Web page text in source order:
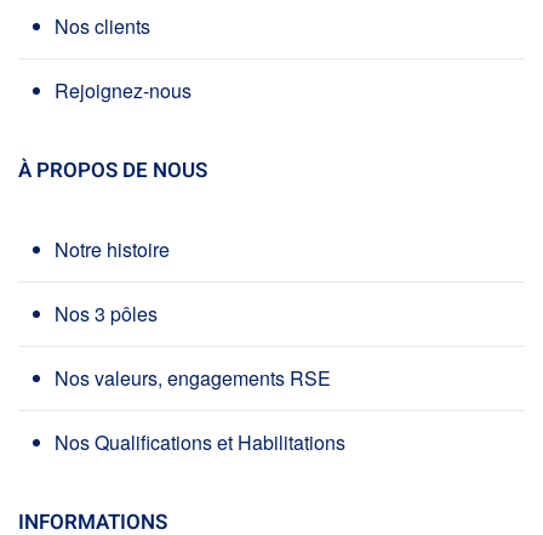
Nos clients
Rejoignez-nous
À PROPOS DE NOUS
Notre histoire
Nos 3 pôles
Nos valeurs, engagements RSE
Nos Qualifications et Habilitations
INFORMATIONS